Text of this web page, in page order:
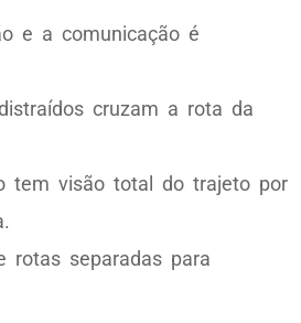
e a comunicação é
cruzam a rota da
tem visão total do trajeto por
rotas separadas para